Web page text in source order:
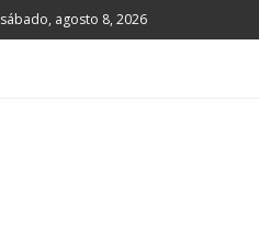
sábado, agosto 8, 2026